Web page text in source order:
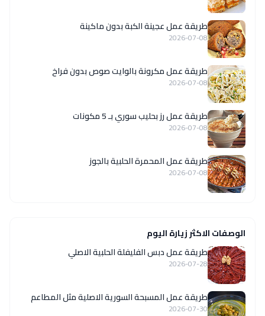
طريقة عمل عجينة الكبة بدون ماكينة
2026-07-08
طريقة عمل مكرونة بالوايت صوص بدون فراخ
2026-07-08
طريقة عمل رز بحليب سوري بـ 5 مكونات
2026-07-08
طريقة عمل المحمرة الحلبية بالجوز
2026-07-08
الوصفات الاكثر زيارة اليوم
طريقة عمل دبس الفليفلة الحلبية الاصلي
2026-07-28
‏طريقة عمل المسبحة السورية الاصلية مثل المطاعم
2026-07-30